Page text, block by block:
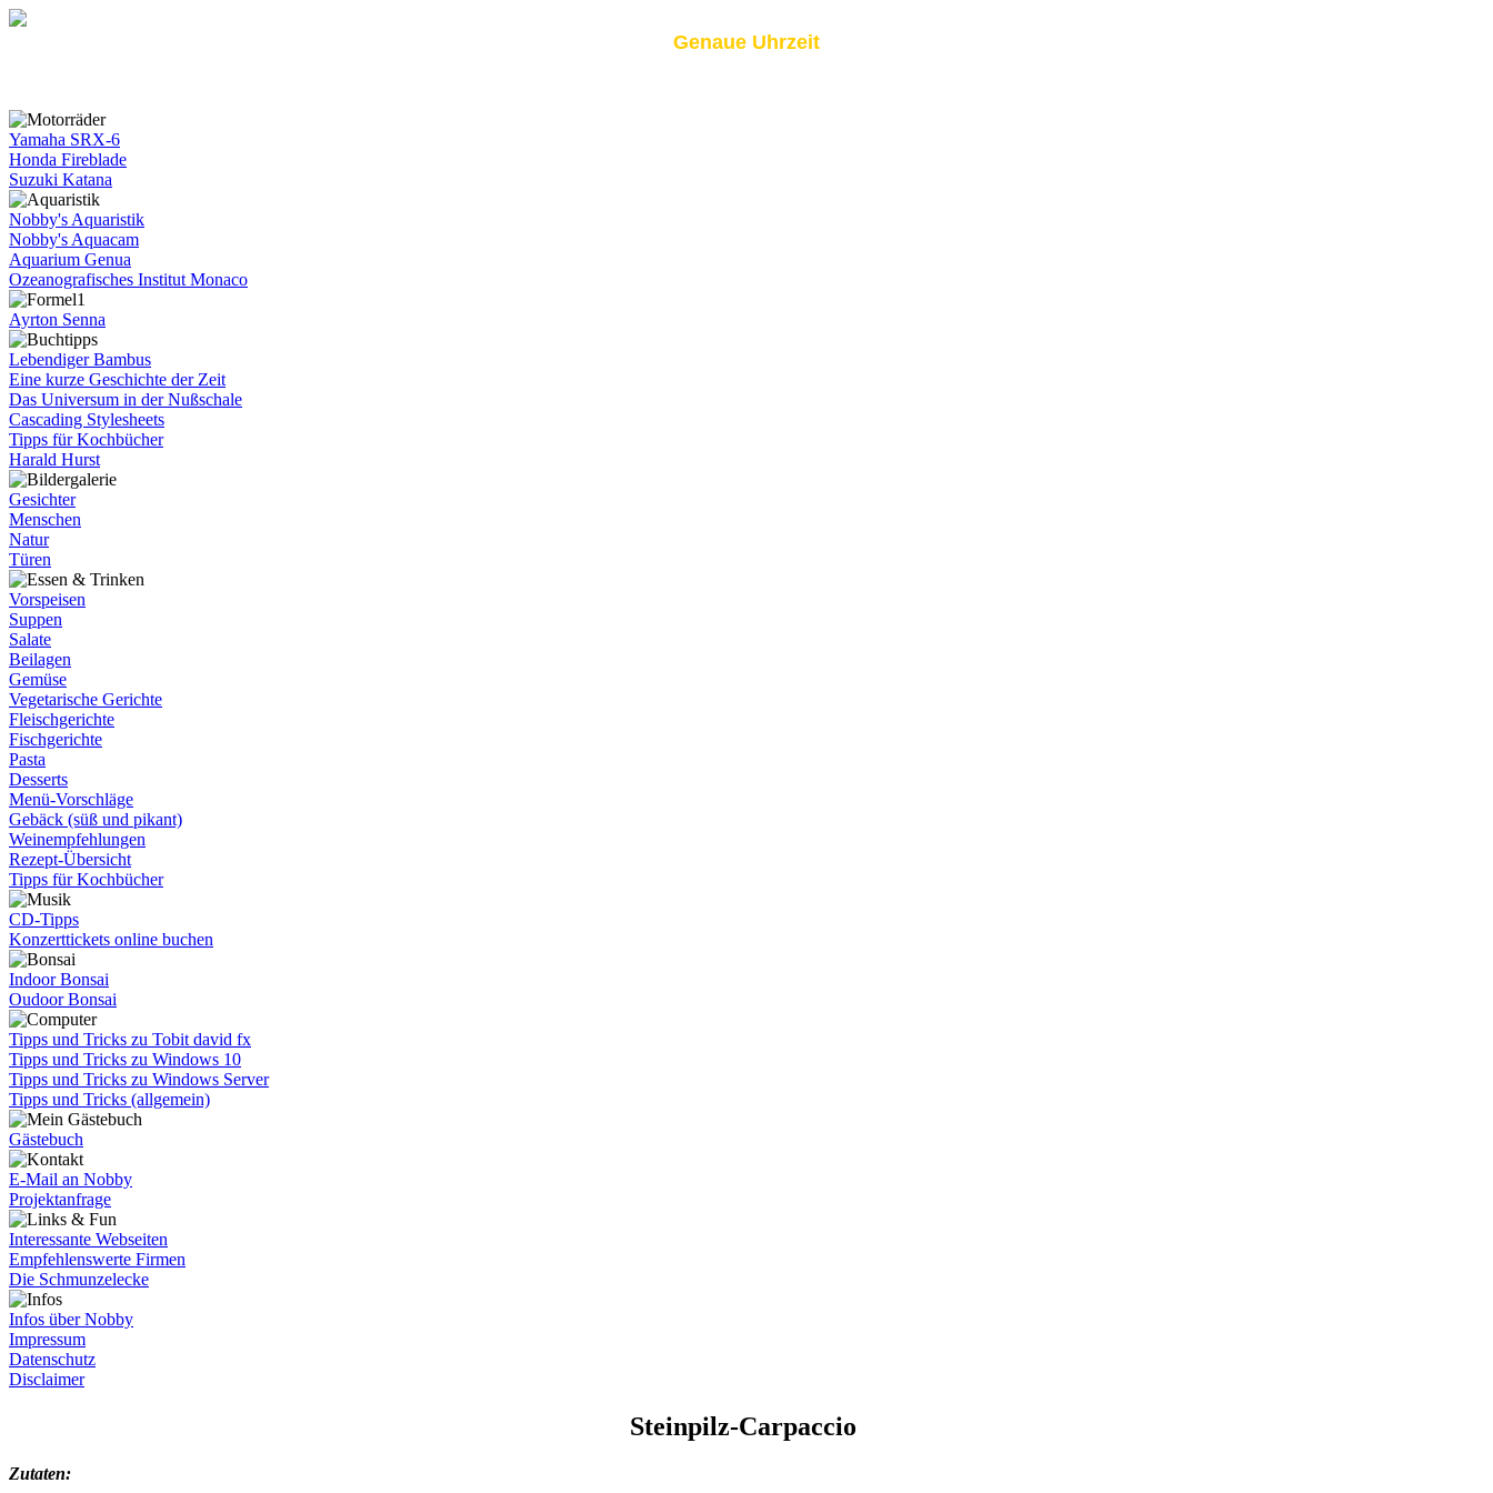
Genaue Uhrzeit
Yamaha SRX-6
Honda Fireblade
Suzuki Katana
Nobby's Aquaristik
Nobby's Aquacam
Aquarium Genua
Ozeanografisches Institut Monaco
Ayrton Senna
Lebendiger Bambus
Eine kurze Geschichte der Zeit
Das Universum in der Nußschale
Cascading Stylesheets
Tipps für Kochbücher
Harald Hurst
Gesichter
Menschen
Natur
Türen
Vorspeisen
Suppen
Salate
Beilagen
Gemüse
Vegetarische Gerichte
Fleischgerichte
Fischgerichte
Pasta
Desserts
Menü-Vorschläge
Gebäck (süß und pikant)
Weinempfehlungen
Rezept-Übersicht
Tipps für Kochbücher
CD-Tipps
Konzerttickets online buchen
Indoor Bonsai
Oudoor Bonsai
Tipps und Tricks zu Tobit david fx
Tipps und Tricks zu Windows 10
Tipps und Tricks zu Windows Server
Tipps und Tricks (allgemein)
Gästebuch
E-Mail an Nobby
Projektanfrage
Interessante Webseiten
Empfehlenswerte Firmen
Die Schmunzelecke
Infos über Nobby
Impressum
Datenschutz
Disclaimer
Steinpilz-Carpaccio
Zutaten: